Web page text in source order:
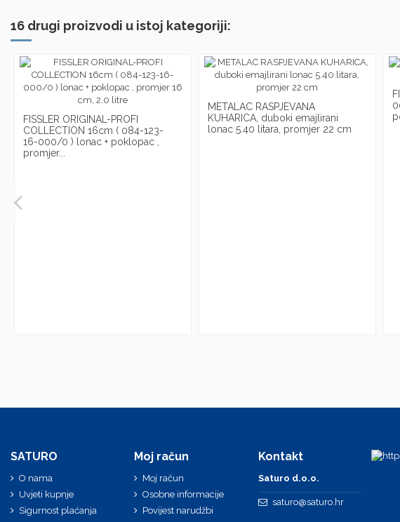
16 drugi proizvodi u istoj kategoriji:
FISSLER ORIGINAL-PROFI
COLLECTION 16cm ( 084-123-
16-000/0 ) lonac + poklopac ,
promjer...
METALAC RASPJEVANA
KUHARICA, duboki emajlirani
lonac 5.40 litara, promjer 22 cm
SATURO
O nama
Uvjeti kupnje
Sigurnost plaćanja
Moj račun
Moj račun
Osobne informacije
Povijest narudžbi
Kontakt
Saturo d.o.o.
saturo@saturo.hr